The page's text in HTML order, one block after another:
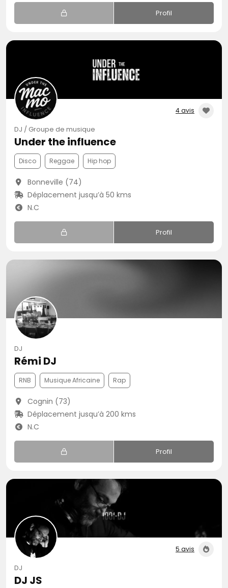
Profil
4 avis
DJ / Groupe de musique
Under the influence
Disco Reggae Hip hop
Bonneville (74)
Déplacement jusqu’à 50 kms
N.C
Profil
DJ
Rémi DJ
RNB Musique Africaine Rap
Cognin (73)
Déplacement jusqu’à 200 kms
N.C
Profil
5 avis
DJ
DJ JS